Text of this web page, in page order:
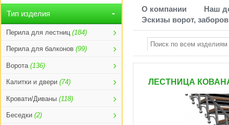
Тип изделия
Перила для лестниц (184)
Перила для балконов (99)
Ворота (136)
Калитки и двери (74)
Кровати/Диваны (118)
Беседки (2)
О компании
Наш
Эскизы ворот, заборов
ЛЕСТНИЦА